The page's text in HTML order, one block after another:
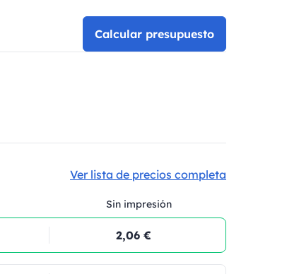
Calcular presupuesto
Ver lista de precios completa
Sin impresión
2,06 €